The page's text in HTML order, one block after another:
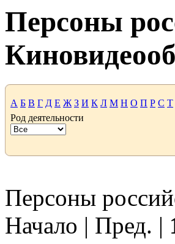
Персоны
А Б В Г Д Е Ж З И К Л М Н О П Р С Т
Род деятельности
Персоны
Начало | Пред. |